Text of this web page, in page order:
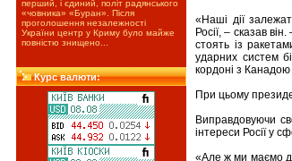
перший, і єдиний, політ радянського
«човника» «Буран». Після
проголошення незалежності
України центр у Криму було майже
повністю знищено...
Курс валюти:
«Наші дії
Росії, – сказав
стоять із
ударних систем
кордоні з
При цьому
Виправдовуючи
інтереси Росії у
«Але ж ми маємо